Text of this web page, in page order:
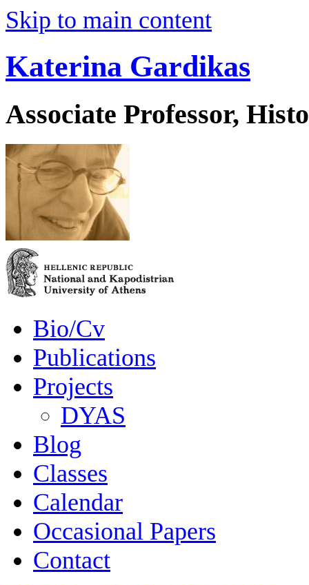
Skip to main content
Katerina Gardikas
Associate Professor,
Bio/Cv
Publications
Projects
DYAS
Blog
Classes
Calendar
Occasional Papers
Contact